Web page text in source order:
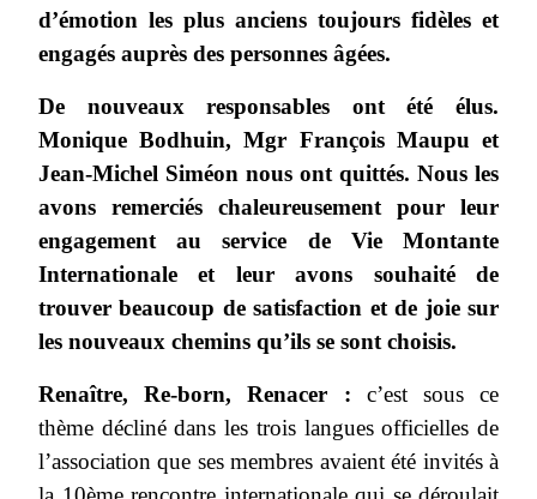
d’émotion les plus anciens toujours fidèles et
engagés auprès des personnes âgées.
De nouveaux responsables ont été élus.
Monique Bodhuin, Mgr François Maupu et
Jean-Michel Siméon nous ont quittés. Nous les
avons remerciés chaleureusement pour leur
engagement au service de Vie Montante
Internationale et leur avons souhaité de
trouver beaucoup de satisfaction et de joie sur
les nouveaux chemins qu’ils se sont choisis.
Renaître, Re-born, Renacer : c’est sous ce
thème décliné dans les trois langues officielles de
l’association que ses membres avaient été invités à